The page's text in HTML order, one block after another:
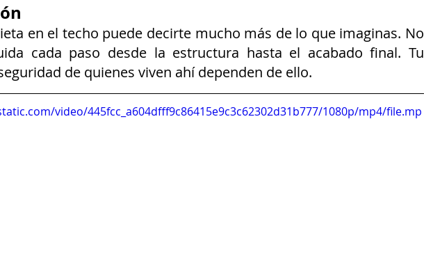
en el techo puede decirte mucho más de lo que imaginas. No
cada paso desde la estructura hasta el acabado final. Tu
de quienes viven ahí dependen de ello.
video/445fcc_a604dfff9c86415e9c3c62302d31b777/1080p/mp4/file.mp